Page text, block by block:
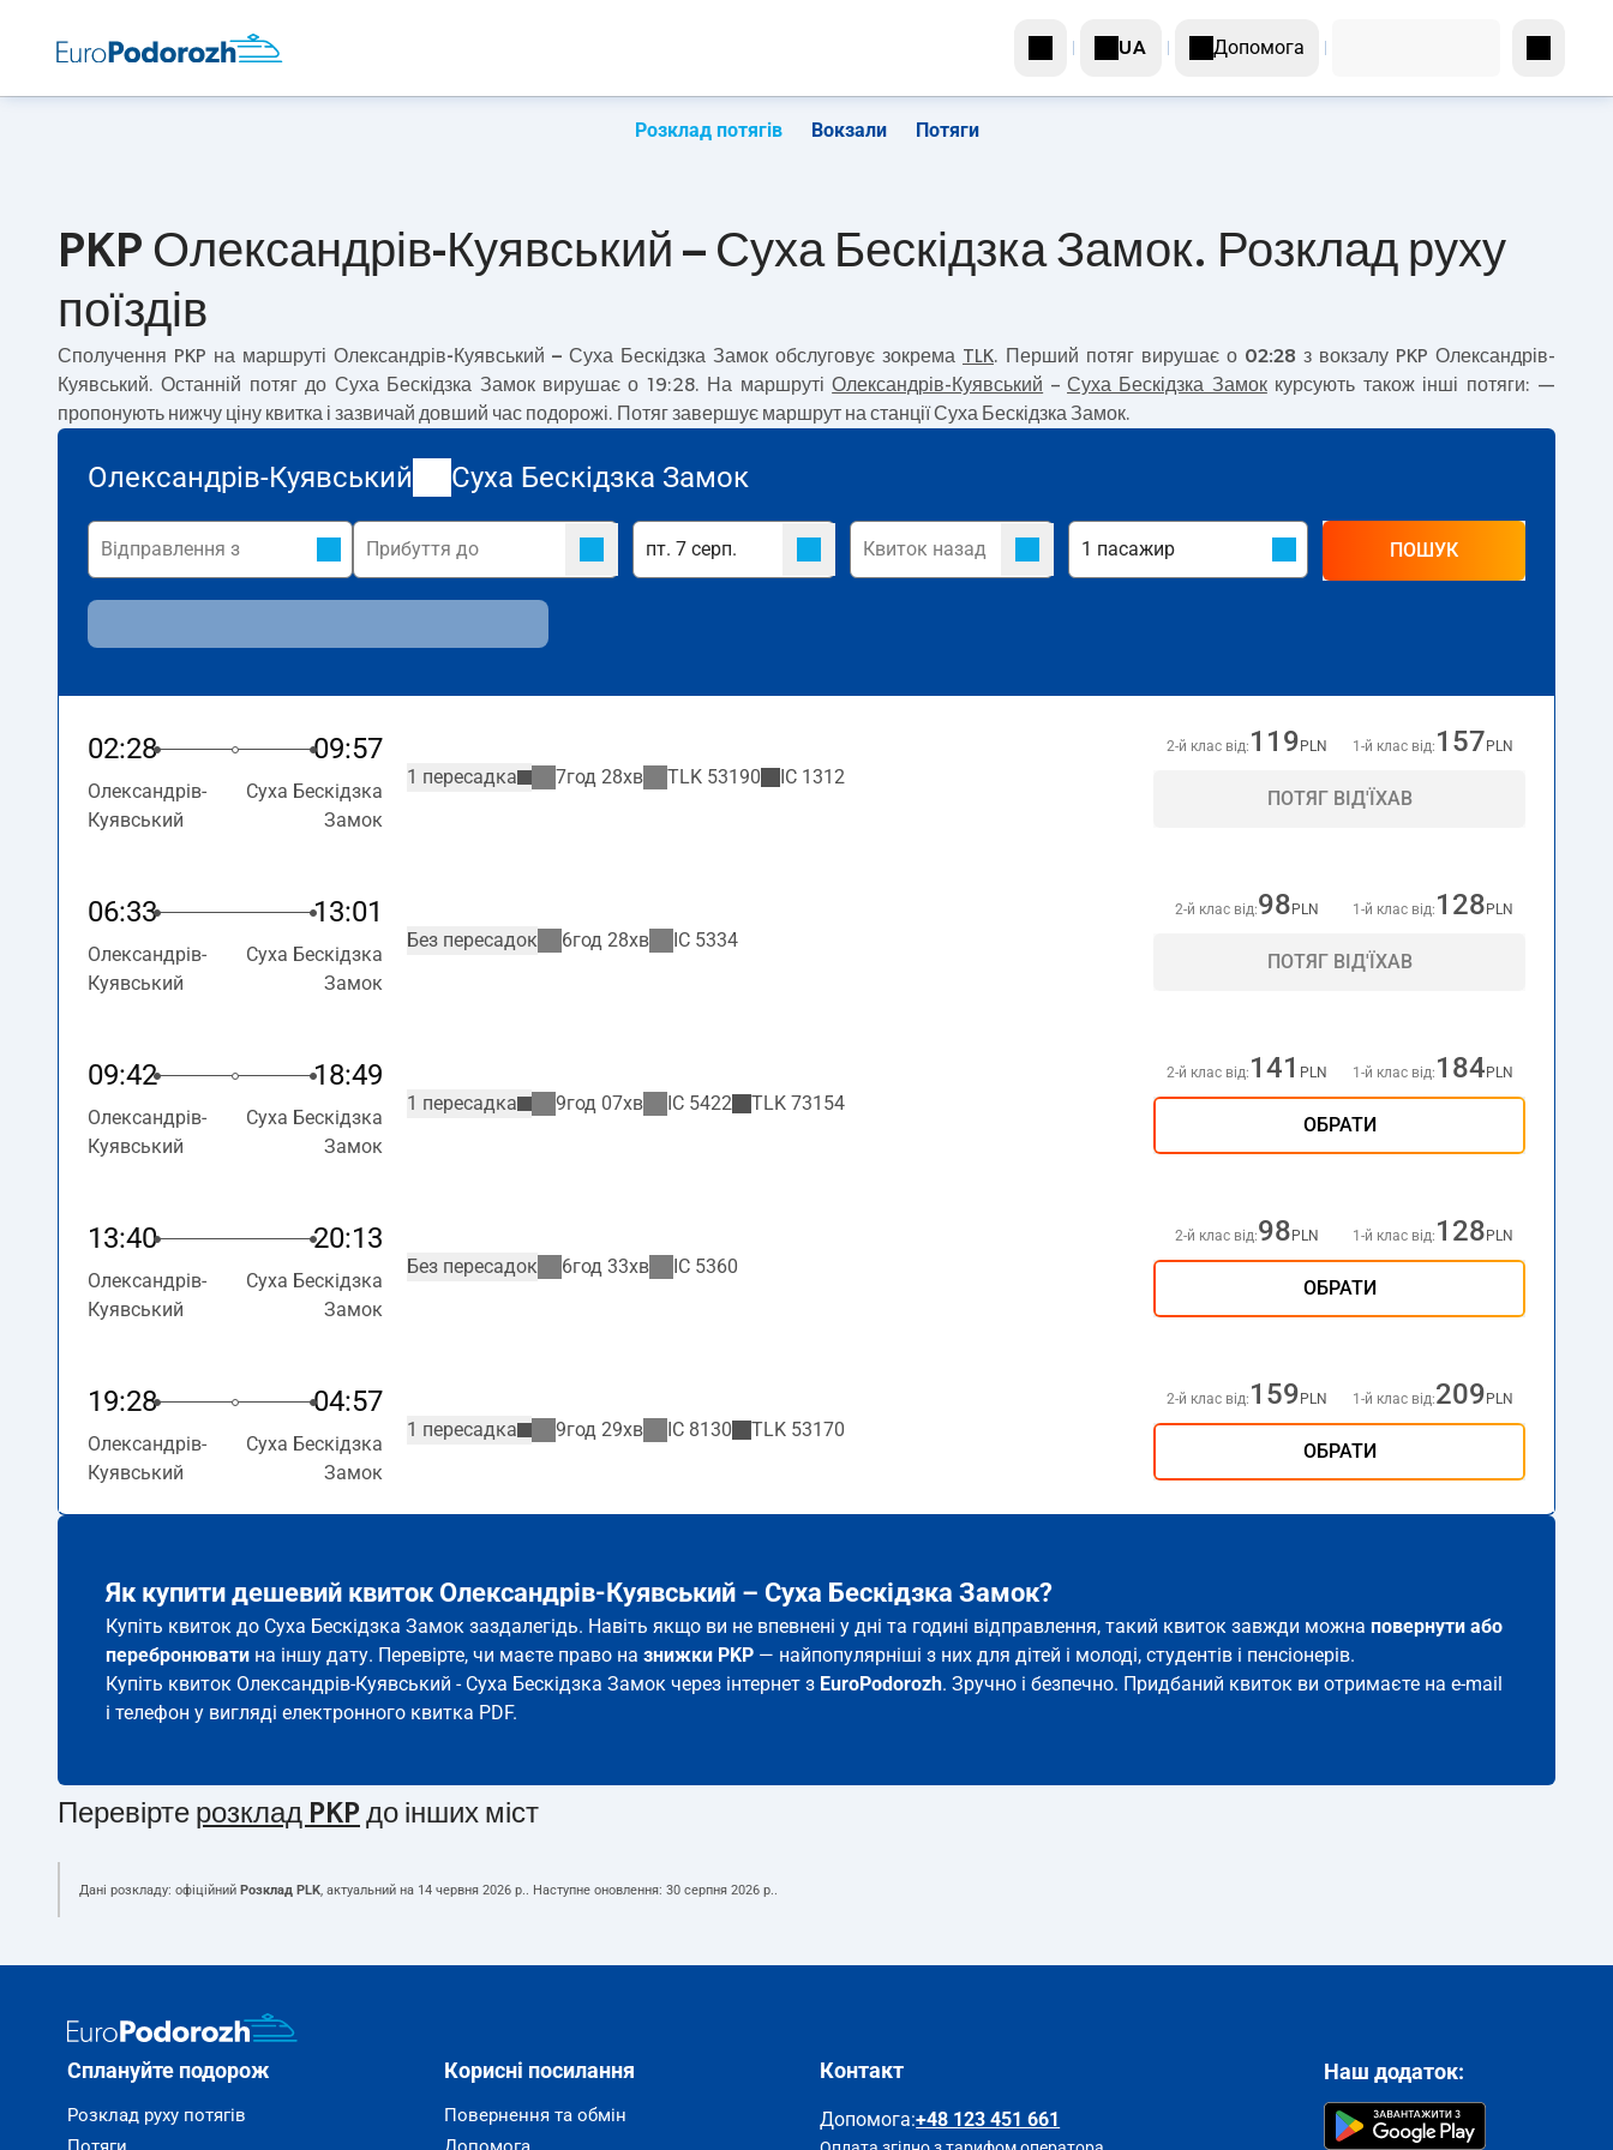
UA Допомога
Розклад потягів Вокзали Потяги
PKP Олександрів-Куявський – Суха Бескідзка Замок. Розклад руху
поїздів
Сполучення PKP на маршруті Олександрів-Куявський – Суха Бескідзка Замок обслуговує зокрема TLK. Перший потяг вирушає о 02:28 з вокзалу PKP Олександрів-
Куявський. Останній потяг до Суха Бескідзка Замок вирушає о 19:28. На маршрутіОлександрів-Куявський –Суха Бескідзка Замоккурсують також інші потяги: —
пропонують нижчу ціну квитка і зазвичай довший час подорожі. Потяг завершує маршрут на станції Суха Бескідзка Замок.
Олександрів-Куявський Суха Бескідзка Замок
ПОШУК
02:28 09:57
Олександрів-
Куявський
Суха Бескідзка
Замок
1 пересадка 7год 28хв TLK 53190 IC 1312
2-й клас від: 119 PLN 1-й клас від: 157 PLN
ПОТЯГ ВІД'ЇХАВ
06:33 13:01
Олександрів-
Куявський
Суха Бескідзка
Замок
Без пересадок 6год 28хв IC 5334
2-й клас від:98 PLN 1-й клас від: 128 PLN
ПОТЯГ ВІД'ЇХАВ
09:42 18:49
Олександрів-
Куявський
Суха Бескідзка
Замок
1 пересадка 9год 07хв IC 5422 TLK 73154
2-й клас від: 141 PLN 1-й клас від: 184 PLN
ОБРАТИ
13:40 20:13
Олександрів-
Куявський
Суха Бескідзка
Замок
Без пересадок 6год 33хв IC 5360
2-й клас від:98 PLN 1-й клас від: 128 PLN
ОБРАТИ
19:28 04:57
Олександрів-
Куявський
Суха Бескідзка
Замок
1 пересадка 9год 29хв IC 8130 TLK 53170
2-й клас від: 159 PLN 1-й клас від:209 PLN
ОБРАТИ
Як купити дешевий квиток Олександрів-Куявський – Суха Бескідзка Замок?
Купіть квиток до Суха Бескідзка Замок заздалегідь. Навіть якщо ви не впевнені у дні та годині відправлення, такий квиток завжди можна повернути або
перебронювати на іншу дату. Перевірте, чи маєте право на знижки PKP — найпопулярніші з них для дітей і молоді, студентів і пенсіонерів.
Купіть квиток Олександрів-Куявський - Суха Бескідзка Замок через інтернет з EuroPodorozh. Зручно і безпечно. Придбаний квиток ви отримаєте на e-mail
і телефон у вигляді електронного квитка PDF.
Перевірте розклад PKP до інших міст
Дані розкладу: офіційний Розклад PLK, актуальний на 14 червня 2026 р.. Наступне оновлення: 30 серпня 2026 р..
Сплануйте подорож
Розклад руху потягів
Корисні посилання
Повернення та обмін
Контакт
Допомога:+48 123 451 661
Наш додаток: